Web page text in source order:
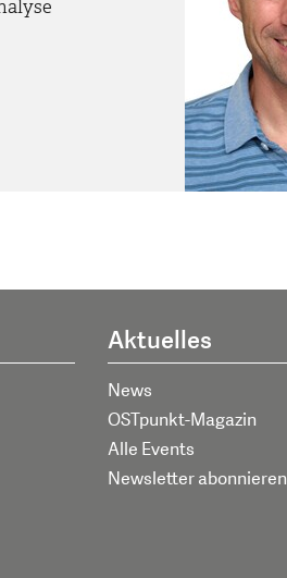
Aktuelles
News
OSTpunkt-Magazin
Alle Events
Newsletter abonnieren